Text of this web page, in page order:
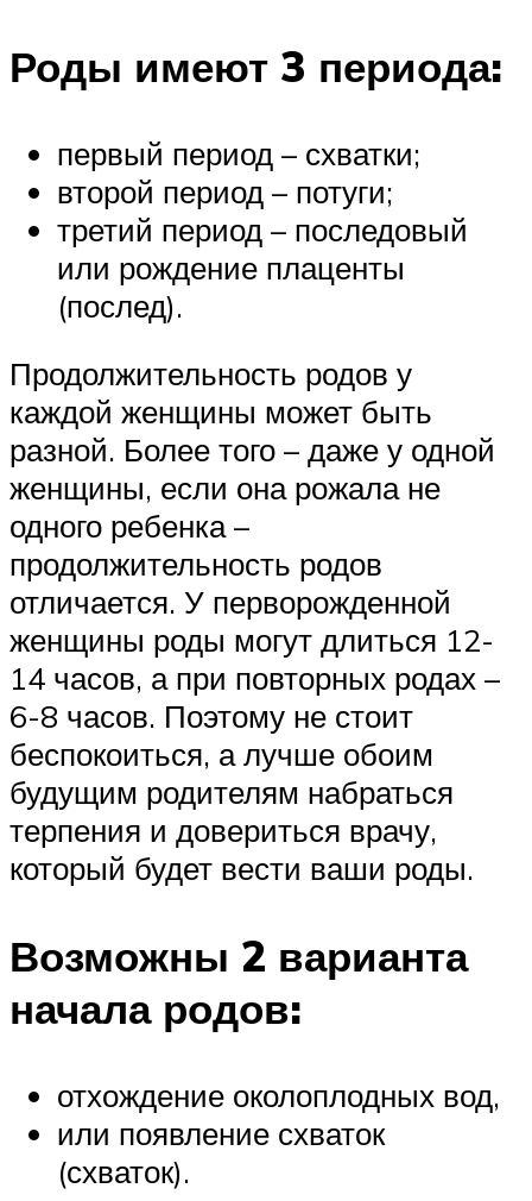
Роды имеют 3 периода:
первый период – схватки;
второй период – потуги;
третий период – последовый
или рождение плаценты
(послед).
Продолжительность родов у
каждой женщины может быть
разной. Более того – даже у одной
женщины, если она рожала не
одного ребенка –
продолжительность родов
отличается. У перворожденной
женщины роды могут длиться 12-
14 часов, а при повторных родах –
6-8 часов. Поэтому не стоит
беспокоиться, а лучше обоим
будущим родителям набраться
терпения и довериться врачу,
который будет вести ваши роды.
Возможны 2 варианта
начала родов:
отхождение околоплодных вод,
или появление схваток
(схваток).